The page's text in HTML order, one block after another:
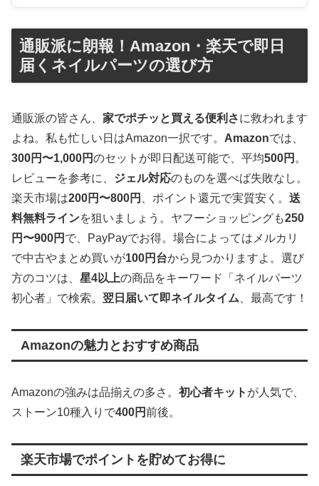
通販派に朗報！Amazon・楽天で即日
届くネイルパーツの選び方
通販派の皆さん、 家でポチッと買える便利さに救われます
よね。私も忙しい日はAmazon一択です。 Amazonでは、
300円〜1,000円のセットが即日配送可能で、平均500円 。
レビューを参考に、 ジェル対応のものを選べば失敗なし。
楽天市場は200円〜800円 、ポイント還元で実質安く。 送
料無料ラインを狙いましょう。ヤフーショッピングも250
円〜900円 で、PayPayでお得。場合によってはメルカリ
で中古やまとめ買いが100円台から見つかりますよ。選び
方のコツは、 星4以上の商品をキーワード「ネイルパーツ
初心者」で検索。 翌日届いて即ネイルタイム 、最高です！
Amazonの魅力とおすすめ商品
Amazonの強みは品揃えの多さ。 初心者キット が人気で、
ストーン10種入りで400円前後。
楽天市場でポイントを貯めてお得に